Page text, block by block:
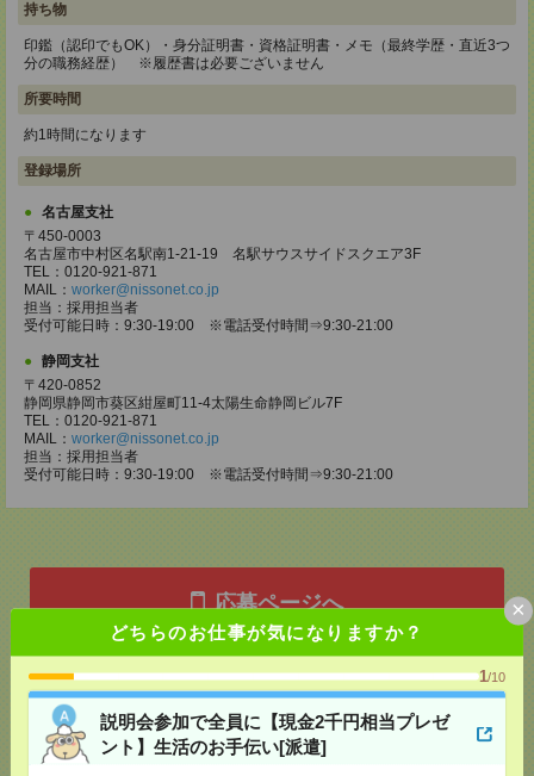
どちらのお仕事が気になりますか？
1/10
説明会参加で全員に【現金2千円相当プレゼ
ント】生活のお手伝い[派遣]
×
持ち物
印鑑（認印でもOK）・身分証明書・資格証明書・メモ（最終学歴・直近3つ
分の職務経歴） ※履歴書は必要ございません
所要時間
約1時間になります
登録場所
名古屋支社
〒450-0003
名古屋市中村区名駅南1-21-19 名駅サウスサイドスクエア3F
TEL：0120-921-871
MAIL： worker@nissonet.co.jp
担当：採用担当者
受付可能日時：9:30-19:00 ※電話受付時間⇒9:30-21:00
静岡支社
〒420-0852
静岡県静岡市葵区紺屋町11-4太陽生命静岡ビル7F
TEL：0120-921-871
MAIL： worker@nissonet.co.jp
担当：採用担当者
受付可能日時：9:30-19:00 ※電話受付時間⇒9:30-21:00
応募ページへ
気になる！